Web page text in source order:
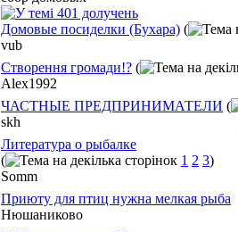
Домовые посиделки (Бухара) (
vub
Створення громади!? (
Alex1992
ЧАСТНЫЕ ПРЕДПРИНИМАТЕЛИ (
skh
Литература о рыбалке
(
1 2 3)
Somm
Приюту для птиц нужна мелкая рыба
Нюшаниково